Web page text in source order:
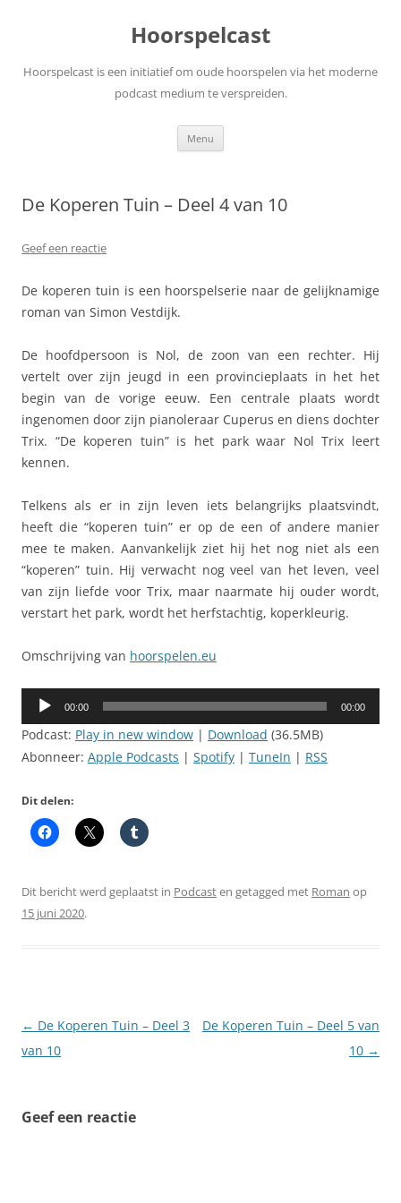
Hoorspelcast
Hoorspelcast is een initiatief om oude hoorspelen via het moderne
podcast medium te verspreiden.
Menu
De Koperen Tuin – Deel 4 van 10
Geef een reactie
De koperen tuin is een hoorspelserie naar de gelijknamige
roman van Simon Vestdijk.
De hoofdpersoon is Nol, de zoon van een rechter. Hij
vertelt over zijn jeugd in een provincieplaats in het het
begin van de vorige eeuw. Een centrale plaats wordt
ingenomen door zijn pianoleraar Cuperus en diens dochter
Trix. “De koperen tuin” is het park waar Nol Trix leert
kennen.
Telkens als er in zijn leven iets belangrijks plaatsvindt,
heeft die “koperen tuin” er op de een of andere manier
mee te maken. Aanvankelijk ziet hij het nog niet als een
“koperen” tuin. Hij verwacht nog veel van het leven, veel
van zijn liefde voor Trix, maar naarmate hij ouder wordt,
verstart het park, wordt het herfstachtig, koperkleurig.
Omschrijving van hoorspelen.eu
Audiospeler
00:00 00:00
Podcast: Play in new window | Download (36.5MB)
Abonneer: Apple Podcasts | Spotify | TuneIn | RSS
Dit delen:
Dit bericht werd geplaatst in Podcasten getagged met Roman op
15 juni 2020.
Berichtnavigatie
← De Koperen Tuin – Deel 3
van 10
De Koperen Tuin – Deel 5 van
10 →
Geef een reactie